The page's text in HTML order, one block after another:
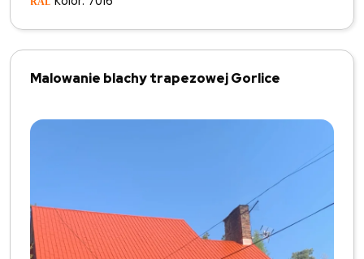
Malowanie blachy trapezowej Gorlice